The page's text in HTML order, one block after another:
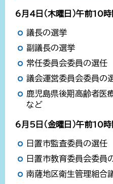
6月4日（木曜日）午前10
議長の選挙
副議長の選挙
常任委員会委員の選任
議会運営委員会委員の
鹿児島県後期高齢者医
など
6月5日（金曜日）午前10
日置市監査委員の選任
日置市教育委員会委員
南薩地区衛生管理組合